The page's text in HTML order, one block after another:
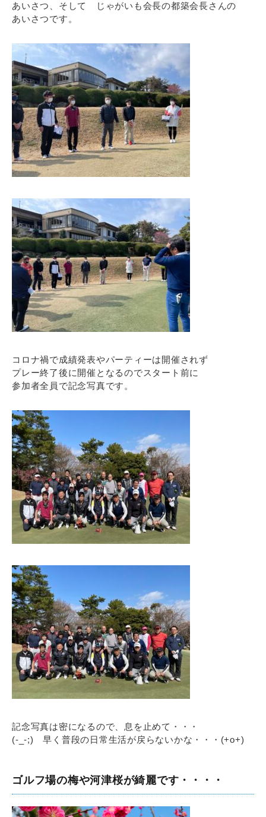
あいさつ、そして じゃがいも会長の都築会長さんの
あいさつです。
コロナ禍で成績発表やパーティーは開催されず
プレー終了後に開催となるのでスタート前に
参加者全員で記念写真です。
記念写真は密になるので、息を止めて・・・
(-_-;) 早く普段の日常生活が戻らないかな・・・(+o+)
ゴルフ場の梅や河津桜が綺麗です・・・・